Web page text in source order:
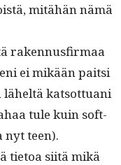
mitähän nämä
raken­nus­fir­maa
ei mikään pait­si
läheltä kat­sot­tuani
tule kuin sof­t­
teen).
tietoa siitä mikä